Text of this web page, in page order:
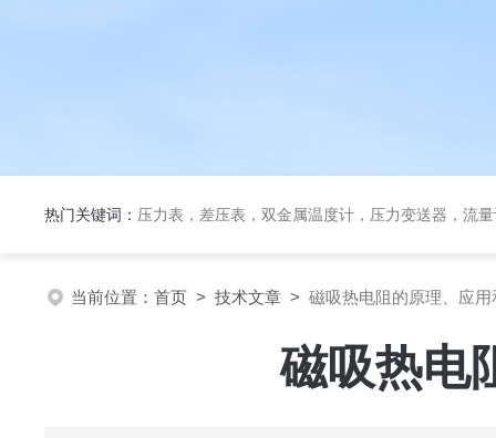
热门关键词： 压力表，差压表，双金属温度计，压力变送器，流
当前位置： 首页 > 技术文章 > 磁吸热电阻的原理、应
磁吸热电